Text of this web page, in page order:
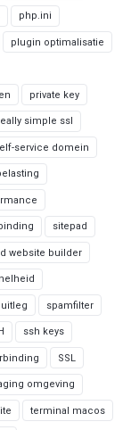
php.ini
plugin optimalisatie
private key
simple ssl
service domein
sitepad
website builder
spamfilter
ssh keys
SSL
omgeving
terminal macos